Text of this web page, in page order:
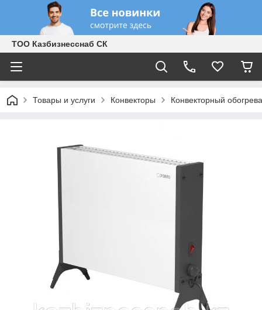
ТОО Казбизнесснаб СК
Товары и услуги Конвекторы Конвекторный